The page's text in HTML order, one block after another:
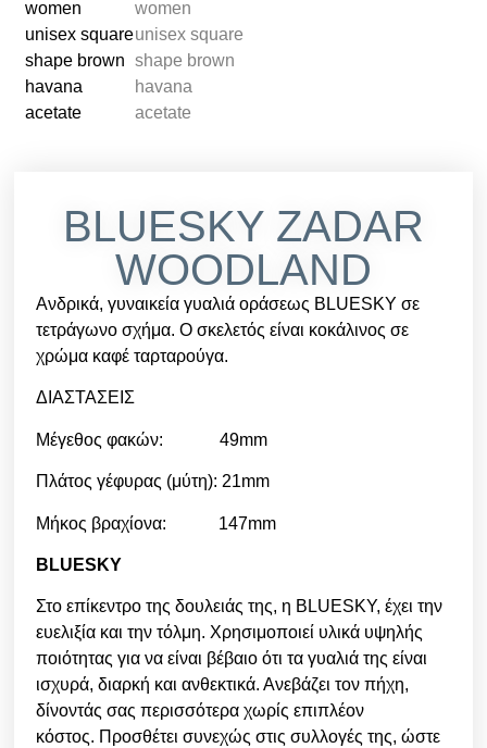
BLUESKY ZADAR
WOODLAND
Ανδρικά, γυναικεία γυαλιά οράσεως BLUESKY σε
τετράγωνο σχήμα. Ο σκελετός είναι κοκάλινος σε
χρώμα καφέ ταρταρούγα.
ΔΙΑΣΤΑΣΕΙΣ
Μέγεθος φακών: 49mm
Πλάτος γέφυρας (μύτη): 21mm
Μήκος βραχίονα: 147mm
BLUESKY
Στο επίκεντρο της δουλειάς της, η BLUESKY, έχει την
ευελιξία και την τόλμη. Χρησιμοποιεί υλικά υψηλής
ποιότητας για να είναι βέβαιο ότι τα γυαλιά της είναι
ισχυρά, διαρκή και ανθεκτικά. Ανεβάζει τον πήχη,
δίνοντάς σας περισσότερα χωρίς επιπλέον
κόστος. Προσθέτει συνεχώς στις συλλογές της, ώστε